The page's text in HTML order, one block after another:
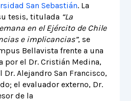
San Sebastián. La
tesis, titulada “La
en el Ejército de Chile
e implicancias”, se
Bellavista frente a una
por el Dr. Cristián Medina,
Alejandro San Francisco,
el evaluador externo, Dr.
de la